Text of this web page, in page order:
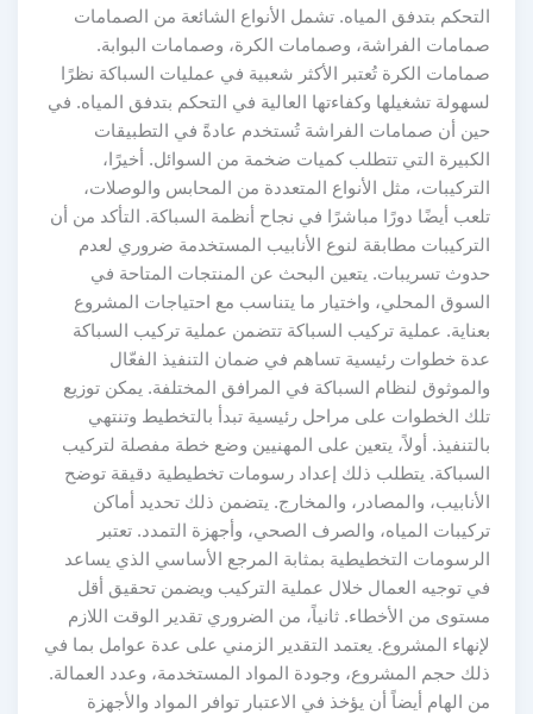
التحكم بتدفق المياه. تشمل الأنواع الشائعة من الصمامات
صمامات الفراشة، وصمامات الكرة، وصمامات البوابة.
صمامات الكرة تُعتبر الأكثر شعبية في عمليات السباكة نظرًا
لسهولة تشغيلها وكفاءتها العالية في التحكم بتدفق المياه. في
حين أن صمامات الفراشة تُستخدم عادةً في التطبيقات
الكبيرة التي تتطلب كميات ضخمة من السوائل. أخيرًا،
التركيبات، مثل الأنواع المتعددة من المحابس والوصلات،
تلعب أيضًا دورًا مباشرًا في نجاح أنظمة السباكة. التأكد من أن
التركيبات مطابقة لنوع الأنابيب المستخدمة ضروري لعدم
حدوث تسريبات. يتعين البحث عن المنتجات المتاحة في
السوق المحلي، واختيار ما يتناسب مع احتياجات المشروع
بعناية. عملية تركيب السباكة تتضمن عملية تركيب السباكة
عدة خطوات رئيسية تساهم في ضمان التنفيذ الفعّال
والموثوق لنظام السباكة في المرافق المختلفة. يمكن توزيع
تلك الخطوات على مراحل رئيسية تبدأ بالتخطيط وتنتهي
بالتنفيذ. أولاً، يتعين على المهنيين وضع خطة مفصلة لتركيب
السباكة. يتطلب ذلك إعداد رسومات تخطيطية دقيقة توضح
الأنابيب، والمصادر، والمخارج. يتضمن ذلك تحديد أماكن
تركيبات المياه، والصرف الصحي، وأجهزة التمدد. تعتبر
الرسومات التخطيطية بمثابة المرجع الأساسي الذي يساعد
في توجيه العمال خلال عملية التركيب ويضمن تحقيق أقل
مستوى من الأخطاء. ثانياً، من الضروري تقدير الوقت اللازم
لإنهاء المشروع. يعتمد التقدير الزمني على عدة عوامل بما في
ذلك حجم المشروع، وجودة المواد المستخدمة، وعدد العمالة.
من الهام أيضاً أن يؤخذ في الاعتبار توافر المواد والأجهزة